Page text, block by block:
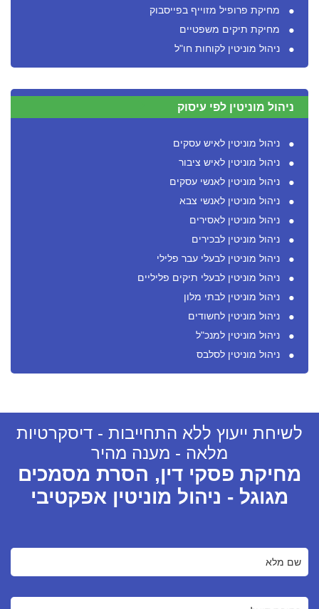
מחיקת פרופיל מזוייף בפייסבוק
מחיקת תיקים משפטיים
ניהול מוניטין לקוחות חו"ל
ניהול מוניטין לפי עיסוק
ניהול מוניטין לאיש עסקים
ניהול מוניטין לאיש ציבור
ניהול מוניטין לאנשי עסקים
ניהול מוניטין לאנשי צבא
ניהול מוניטין לאסירים
ניהול מוניטין לבכירים
ניהול מוניטין לבעלי עבר פלילי
ניהול מוניטין לבעלי תיקים פליליים
ניהול מוניטין לבתי מלון
ניהול מוניטין לחשודים
ניהול מוניטין למנכ"ל
ניהול מוניטין לסלבס
לשיחת ייעוץ ללא התחייבות - דיסקרטיות
מלאה - מענה מהיר
מחיקת פסקי דין, הסרת מסמכים
מגוגל - ניהול מוניטין אפקטיבי